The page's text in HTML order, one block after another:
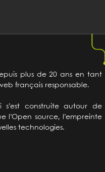
plus de 20 ans en tant
français responsable.
s’est construite autour de
l’Open source, l’empreinte
technologies.